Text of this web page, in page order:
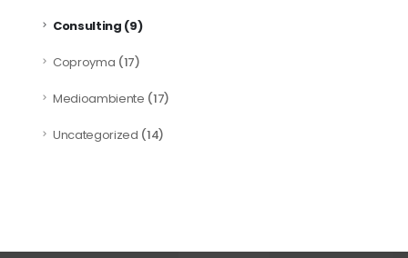
Consulting (9)
Coproyma (17)
Medioambiente (17)
Uncategorized (14)